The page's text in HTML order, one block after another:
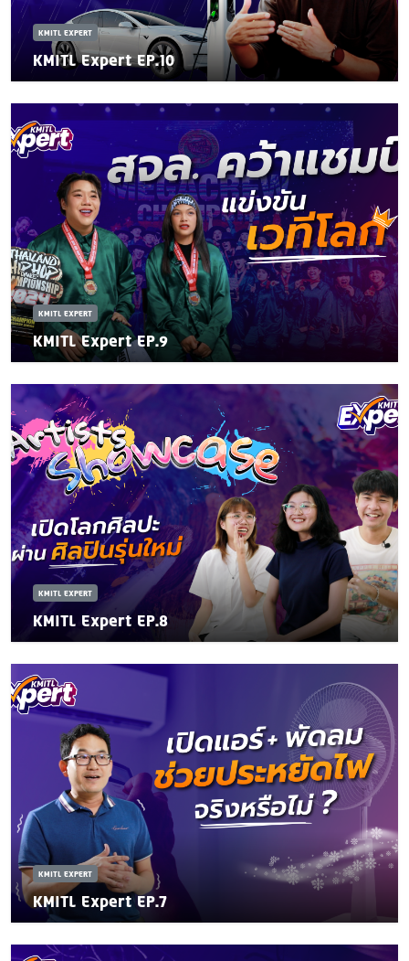
KMITL EXPERT
KMITL Expert EP.10
KMITL EXPERT
KMITL Expert EP.9
KMITL EXPERT
KMITL Expert EP.8
KMITL EXPERT
KMITL Expert EP.7